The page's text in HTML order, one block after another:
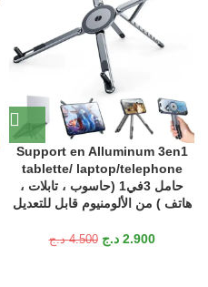
Support en Alluminum 3en1
tablette/ laptop/telephone
حامل 3في1 (حاسوب ، تابلات ،
هاتف ) من الألومنيوم قابل للتعديل
4.500 د.ج 2.900 د.ج